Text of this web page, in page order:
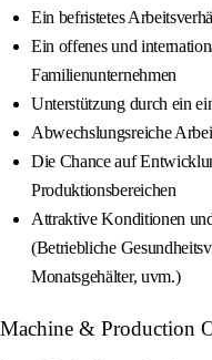
Ein befristetes
Ein offenes und
Familienunternehmen
Unterstützung durch ein
Abwechslungsreiche
Die Chance auf
Produktionsbereichen
Attraktive Konditionen
(Betriebliche
Monatsgehälter, uvm.)
Machine & Production